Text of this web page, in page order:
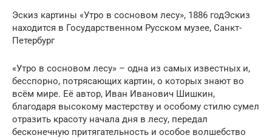
Эскиз картины «Утро в сосновом лесу», 1886 годЭскиз
находится в Государственном Русском музее, Санкт-
Петербург
«Утро в сосновом лесу» – одна из самых известных и,
бесспорно, потрясающих картин, о которых знают во
всём мире. Её автор, Иван Иванович Шишкин,
благодаря высокому мастерству и особому стилю сумел
отразить красоту начала дня в лесу, передал
бесконечную притягательность и особое волшебство